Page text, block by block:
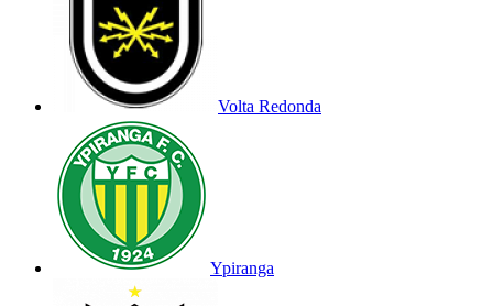
Volta Redonda
Ypiranga